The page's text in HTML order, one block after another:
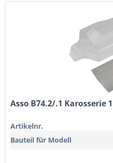
Asso B74.2/.1 Karosserie
Artikelnr.
Bauteil für Modell